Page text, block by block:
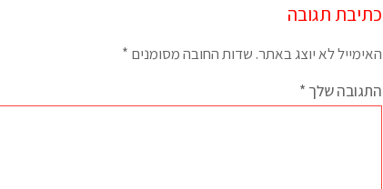
כתיבת תגובה
האימייל לא יוצג באתר. שדות החובה מסומנים *
התגובה שלך *